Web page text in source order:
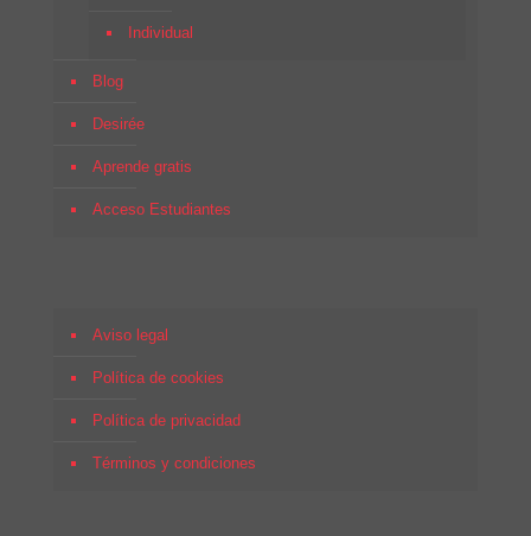
Individual
Blog
Desirée
Aprende gratis
Acceso Estudiantes
Aviso legal
Política de cookies
Política de privacidad
Términos y condiciones